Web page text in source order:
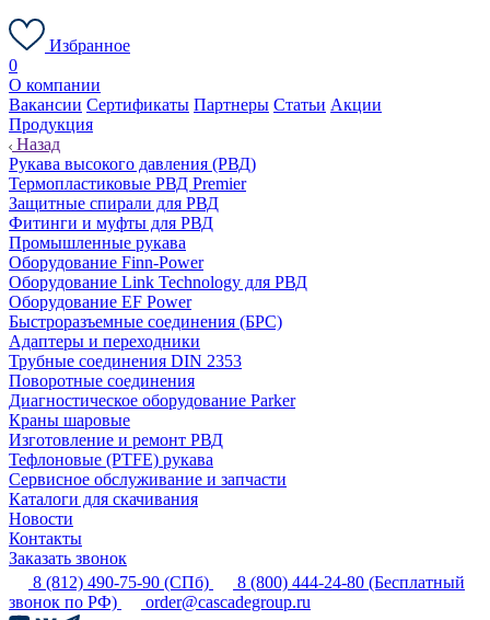
Избранное
0
О компании
Вакансии Сертификаты Партнеры Статьи Акции
Продукция
Назад
Рукава высокого давления (РВД)
Термопластиковые РВД Premier
Защитные спирали для РВД
Фитинги и муфты для РВД
Промышленные рукава
Оборудование Finn-Power
Оборудование Link Technology для РВД
Оборудование EF Power
Быстроразъемные соединения (БРС)
Адаптеры и переходники
Трубные соединения DIN 2353
Поворотные соединения
Диагностическое оборудование Parker
Краны шаровые
Изготовление и ремонт РВД
Тефлоновые (PTFE) рукава
Сервисное обслуживание и запчасти
Каталоги для скачивания
Новости
Контакты
Заказать звонок
8 (812) 490-75-90 (СПб) 8 (800) 444-24-80 (Бесплатный
звонок по РФ)
order@cascadegroup.ru